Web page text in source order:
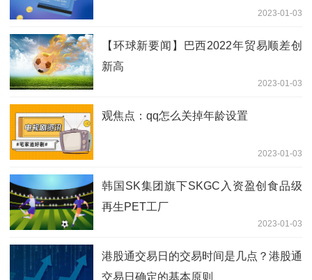
2023-01-03
【环球新要闻】巴西2022年贸易顺差创
新高
2023-01-03
观焦点：qq怎么关掉年龄设置
2023-01-03
韩国SK集团旗下SKGC入资盈创食品级
再生PET工厂
2023-01-03
港股通交易日的交易时间是几点？港股通
交易日确定的基本原则